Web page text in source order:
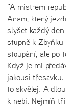
"A mistrem
Adam, který
slyšet každý
stupně k
stoupání, ale po
Když je mi
jakousi
to skvělej. A
k nebi. Nejmíň